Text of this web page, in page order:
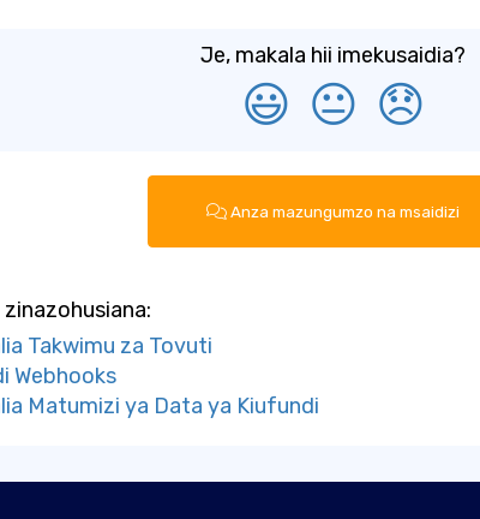
Je, makala hii imekusaidia?
😃 😐 😞
Anza mazungumzo na msaidizi
zinazohusiana:
Takwimu za Tovuti
Webhooks
Matumizi ya Data ya Kiufundi